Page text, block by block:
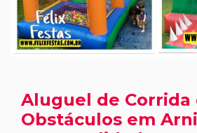
Aluguel de Corrida
Obstáculos em